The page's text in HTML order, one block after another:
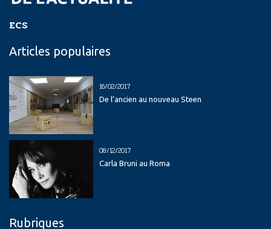
ECS
Articles populaires
16/02/2017
De l’ancien au nouveau Steen
08/12/2017
Carla Bruni au Roma
Rubriques